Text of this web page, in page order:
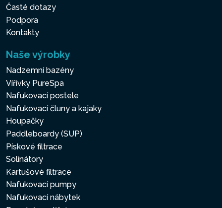
Časté dotazy
Podpora
Kontakty
Naše výrobky
Nadzemní bazény
Vířivky PureSpa
Nafukovací postele
Nafukovací čluny a kajaky
Houpačky
Paddleboardy (SUP)
Pískové filtrace
Solinátory
Kartušové filtrace
Nafukovací pumpy
Nafukovací nábytek